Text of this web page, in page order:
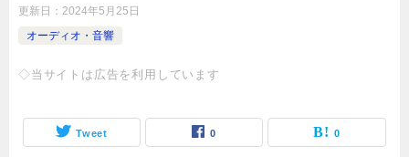
更新日： 2024年5月25日
オーディオ・音響
◇当サイトは広告を利用しています
Tweet 0 0